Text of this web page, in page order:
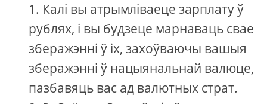
Калі вы атрымліваеце зарплату ў
рублях, і вы будзеце марнаваць свае
зберажэнні ў іх, захоўваючы вашыя
зберажэнні ў нацыянальнай валюце,
пазбавяць вас ад валютных страт.